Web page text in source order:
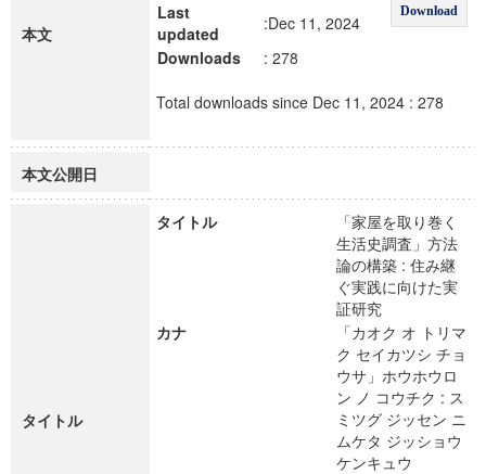
本文
Download
Last
updated
:Dec 11, 2024
Downloads
: 278
Total downloads since Dec 11, 2024 : 278
本文公開日
タイトル
タイトル
「家屋を取り巻く
生活史調査」方法
論の構築 : 住み継
ぐ実践に向けた実
証研究
カナ
「カオク オ トリマ
ク セイカツシ チョ
ウサ」ホウホウロ
ン ノ コウチク : ス
ミツグ ジッセン ニ
ムケタ ジッショウ
ケンキュウ